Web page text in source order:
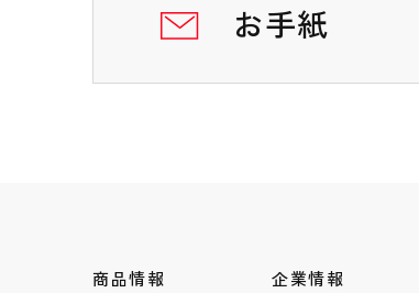
お手紙
商品情報 企業情報